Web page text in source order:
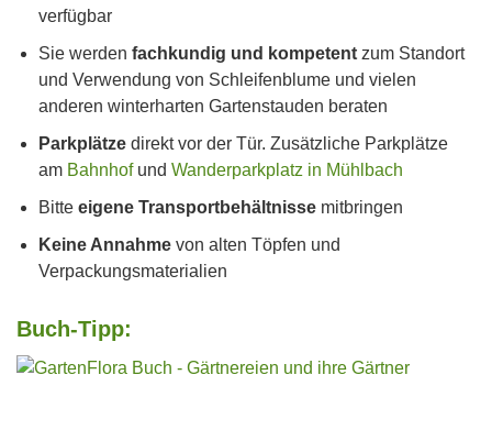
verfügbar
Sie werden fachkundig und kompetent zum Standort
und Verwendung von Schleifenblume und vielen
anderen winterharten Gartenstauden beraten
Parkplätze direkt vor der Tür. Zusätzliche Parkplätze
am Bahnhofund Wanderparkplatz in Mühlbach
Bitte eigene Transportbehältnisse mitbringen
Keine Annahme von alten Töpfen und
Verpackungsmaterialien
Buch-Tipp: